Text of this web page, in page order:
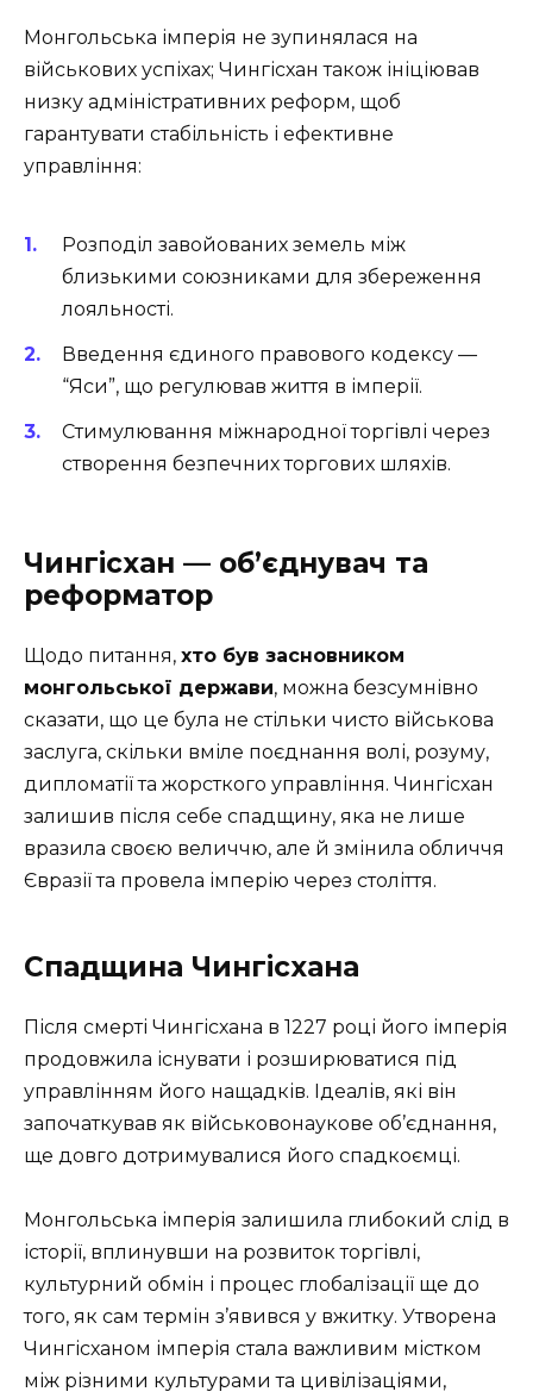
Монгольська імперія не зупинялася на
військових успіхах; Чингісхан також ініціював
низку адміністративних реформ, щоб
гарантувати стабільність і ефективне
управління:
Розподіл завойованих земель між
близькими союзниками для збереження
лояльності.
Введення єдиного правового кодексу —
“Яси”, що регулював життя в імперії.
Стимулювання міжнародної торгівлі через
створення безпечних торгових шляхів.
Чингісхан — об’єднувач та
реформатор
Щодо питання, хто був засновником
монгольської держави, можна безсумнівно
сказати, що це була не стільки чисто військова
заслуга, скільки вміле поєднання волі, розуму,
дипломатії та жорсткого управління. Чингісхан
залишив після себе спадщину, яка не лише
вразила своєю величчю, але й змінила обличчя
Євразії та провела імперію через століття.
Спадщина Чингісхана
Після смерті Чингісхана в 1227 році його імперія
продовжила існувати і розширюватися під
управлінням його нащадків. Ідеалів, які він
започаткував як військовонаукове об’єднання,
ще довго дотримувалися його спадкоємці.
Монгольська імперія залишила глибокий слід в
історії, вплинувши на розвиток торгівлі,
культурний обмін і процес глобалізації ще до
того, як сам термін з’явився у вжитку. Утворена
Чингісханом імперія стала важливим містком
між різними культурами та цивілізаціями,